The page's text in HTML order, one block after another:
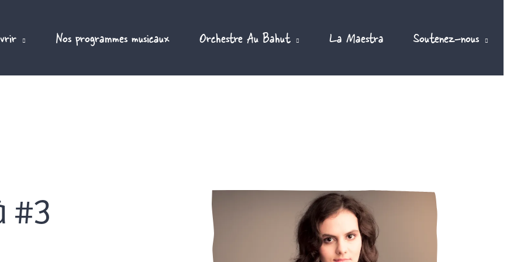
Nos programmes musicaux Orchestre Au Bahut La Maestra Soutenez-nous
#3